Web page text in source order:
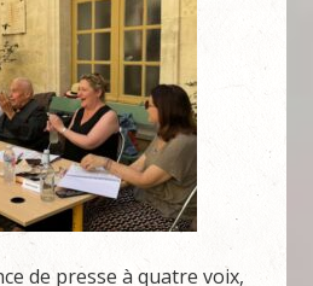
de presse à quatre voix,